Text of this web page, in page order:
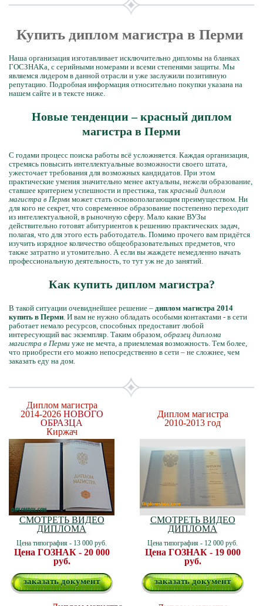
Купить диплом магистра в Перми
Наша организация изготавливает исключительно дипломы на бланках
ГОСЗНАКа, с серийными номерами и всеми степенями защиты. Мы
являемся лидером в данной отрасли и уже заслужили позитивную
репутацию. Подробная информация относительно покупки указана на
нашем сайте и в тексте ниже.
Новые тенденции – красный диплом
магистра в Перми
С годами процесс поиска работы всё усложняется. Каждая организация,
стремясь повысить интеллектуальные возможности своего штата,
ужесточает требования для возможных кандидатов. При этом
практические умения значительно менее актуальны, нежели образование,
ставшее критерием успешности и престижа, таккрасный диплом
магистра в Перми может стать основополагающим преимуществом. Ни
для кого не секрет, что современное образование постепенно переходит
из интеллектуальной, в рыночную сферу. Мало какие ВУЗы
действительно готовят абитуриентов к решению практических задач,
полагая, что для этого есть работодатель. Помимо прочего вам придётся
изучить изрядное количество общеобразовательных предметов, что
также затратно и утомительно. А если вы жаждете немедленно начать
профессиональную деятельность, то тут уж не до занятий.
Как купить диплом магистра?
В такой ситуации очевиднейшее решение – диплом магистра 2014
купить в Перми. И вам не нужно обладать особыми контактами - в сети
работает немало ресурсов, способных предоставит любой
интересующий вас экземпляр. Таким образом, образец диплома
магистра в Перми уже не мечта, а приемлемая возможность. Тем более,
что приобрести его можно непосредственно в сети – не сложнее, чем
заказать еду на дом.
Диплом магистра
2014-2026 НОВОГО
ОБРАЗЦА
Киржач
СМОТРЕТЬ ВИДЕО
ДИПЛОМА
Цена типография - 13 000 руб.
Цена ГОЗНАК - 20 000
руб.
заказать документ
Диплом магистра
2010-2013 год
СМОТРЕТЬ ВИДЕО
ДИПЛОМА
Цена типография - 12 000 руб.
Цена ГОЗНАК - 19 000
руб.
заказать документ